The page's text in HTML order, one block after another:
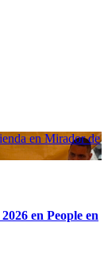
en Mirador de
en People en